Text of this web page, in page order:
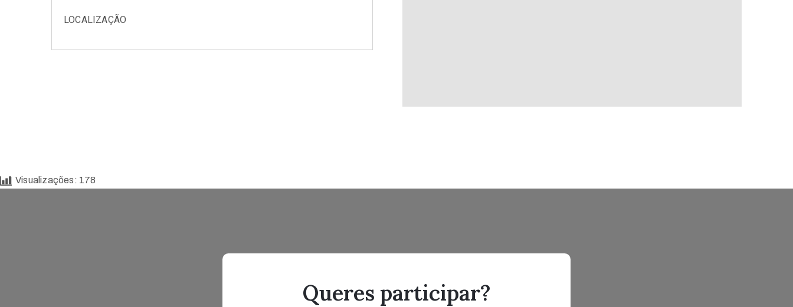
LOCALIZAÇÃO
Visualizações: 178
Queres participar?